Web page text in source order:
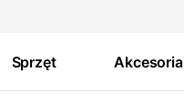
Sprzęt Akcesoria